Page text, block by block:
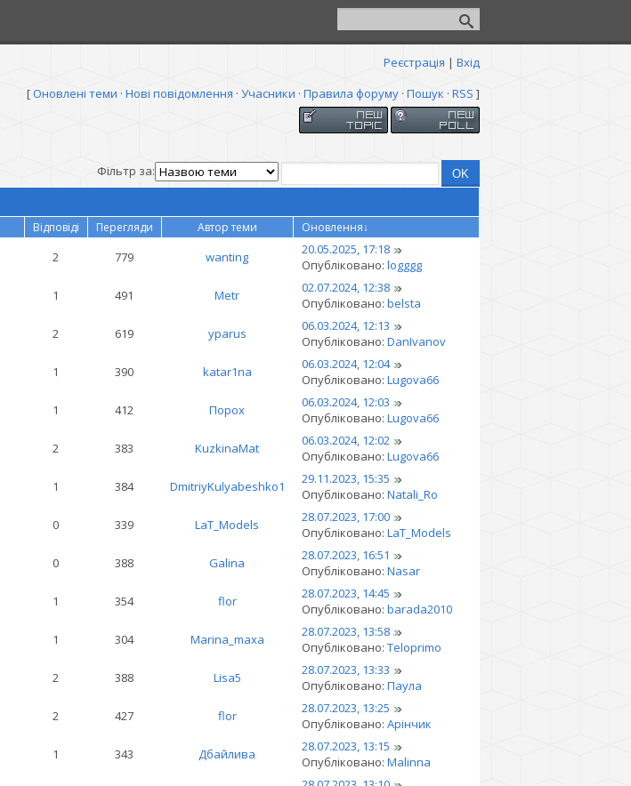
Реєстрація | Вхід
[Оновлені теми · Нові повідомлення · Учасники · Правила форуму· Пошук · RSS ]
Фільтр за:
Відповіді Перегляди Автор теми Оновлення↓
2 779 wanting
20.05.2025, 17:18
Опубліковано: logggg
1 491 Metr
02.07.2024, 12:38
Опубліковано: belsta
2 619 yparus
06.03.2024, 12:13
Опубліковано: DanIvanov
1 390 katar1na
06.03.2024, 12:04
Опубліковано: Lugova66
1 412 Порох
06.03.2024, 12:03
Опубліковано: Lugova66
2 383 KuzkinaMat
06.03.2024, 12:02
Опубліковано: Lugova66
1 384 DmitriyKulyabeshko1
29.11.2023, 15:35
Опубліковано: Natali_Ro
0 339 LaT_Models
28.07.2023, 17:00
Опубліковано: LaT_Models
0 388 Galina
28.07.2023, 16:51
Опубліковано: Nasar
1 354 flor
28.07.2023, 14:45
Опубліковано: barada2010
1 304 Marina_maxa
28.07.2023, 13:58
Опубліковано: Teloprimo
2 388 Lisa5
28.07.2023, 13:33
Опубліковано: Паула
2 427 flor
28.07.2023, 13:25
Опубліковано: Арінчик
1 343 Дбайлива
28.07.2023, 13:15
Опубліковано: Malinna